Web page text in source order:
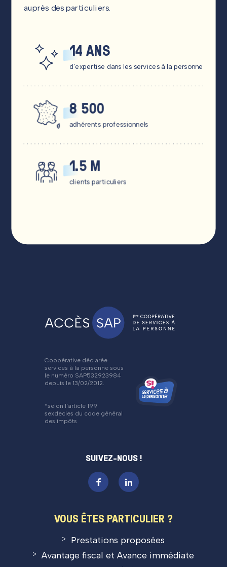
auprès des particuliers.
14 ANS
d’expertise dans les services à la personne
8 500
adhérents professionnels
1.5 M
clients particuliers
Coopérative déclarée
services à la personne sous
le numéro SAP532923984
depuis le 13/02/2012.
*selon l'article 199
sexdecies du code général
des impôts
SUIVEZ-NOUS !
VOUS ÊTES PARTICULIER ?
Prestations proposées
Avantage fiscal et Avance immédiate